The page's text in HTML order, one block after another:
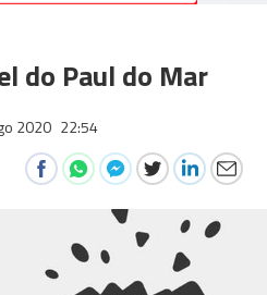
do Paul do Mar
2020 22:54